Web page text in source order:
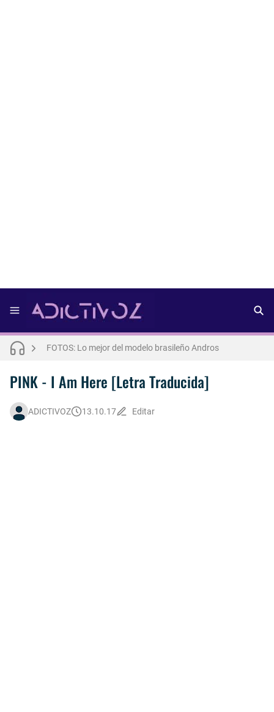
FOTOS: Lo mejor del modelo brasileño Andros
PINK - I Am Here [Letra Traducida]
ADICTIVOZ 13.10.17 Editar